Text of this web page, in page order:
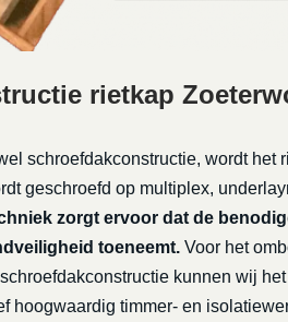
rietkap
schroefdakconstructie, wordt het
geschroefd op multiplex,
zorgt ervoor dat de
toeneemt.Voor het
kunnen wij
hoogwaardig timmer- en